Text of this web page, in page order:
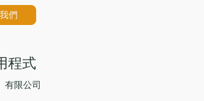
們
程式
有限公司